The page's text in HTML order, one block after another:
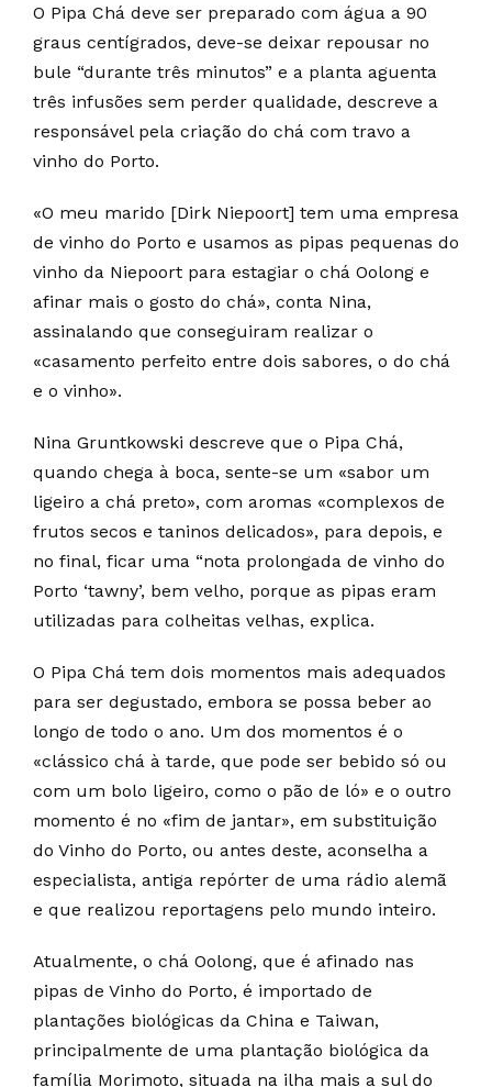
O Pipa Chá deve ser preparado com água a 90
graus centígrados, deve-se deixar repousar no
bule “durante três minutos” e a planta aguenta
três infusões sem perder qualidade, descreve a
responsável pela criação do chá com travo a
vinho do Porto.
«O meu marido [Dirk Niepoort] tem uma empresa
de vinho do Porto e usamos as pipas pequenas do
vinho da Niepoort para estagiar o chá Oolong e
afinar mais o gosto do chá», conta Nina,
assinalando que conseguiram realizar o
«casamento perfeito entre dois sabores, o do chá
e o vinho».
Nina Gruntkowski descreve que o Pipa Chá,
quando chega à boca, sente-se um «sabor um
ligeiro a chá preto», com aromas «complexos de
frutos secos e taninos delicados», para depois, e
no final, ficar uma “nota prolongada de vinho do
Porto ‘tawny’, bem velho, porque as pipas eram
utilizadas para colheitas velhas, explica.
O Pipa Chá tem dois momentos mais adequados
para ser degustado, embora se possa beber ao
longo de todo o ano. Um dos momentos é o
«clássico chá à tarde, que pode ser bebido só ou
com um bolo ligeiro, como o pão de ló» e o outro
momento é no «fim de jantar», em substituição
do Vinho do Porto, ou antes deste, aconselha a
especialista, antiga repórter de uma rádio alemã
e que realizou reportagens pelo mundo inteiro.
Atualmente, o chá Oolong, que é afinado nas
pipas de Vinho do Porto, é importado de
plantações biológicas da China e Taiwan,
principalmente de uma plantação biológica da
família Morimoto, situada na ilha mais a sul do